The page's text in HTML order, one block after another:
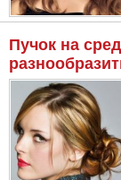
Пучок на